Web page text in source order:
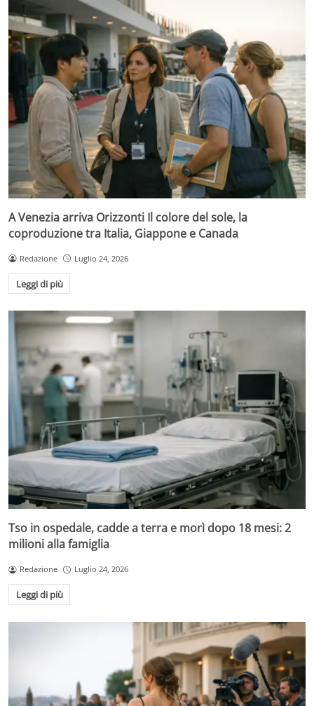
A Venezia arriva Orizzonti Il colore del sole, la
coproduzione tra Italia, Giappone e Canada
Redazione Luglio 24, 2026
Leggi di più
Tso in ospedale, cadde a terra e morì dopo 18 mesi: 2
milioni alla famiglia
Redazione Luglio 24, 2026
Leggi di più